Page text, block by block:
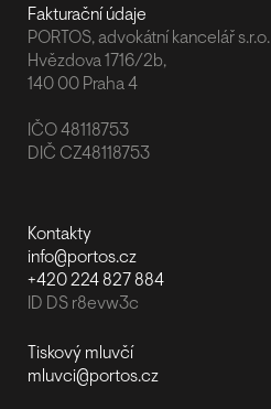
Fakturační údaje
PORTOS, advokátní kancelář s.r.o.
Hvězdova 1716/2b,
140 00 Praha 4
IČO 48118753
DIČ CZ48118753
Kontakty
info@portos.cz
+420 224 827 884
ID DS r8evw3c
Tiskový mluvčí
mluvci@portos.cz